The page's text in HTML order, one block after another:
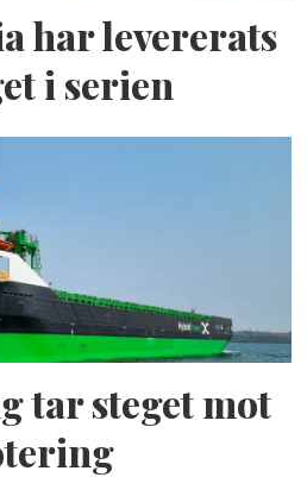
har levererats
i serien
tar steget mot